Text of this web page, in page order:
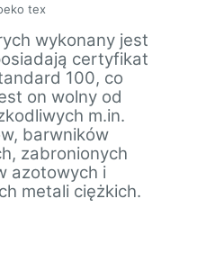
wykonany jest
certyfikat
100, co
on wolny od
m.in.
barwników
zabronionych
azotowych i
metali ciężkich.